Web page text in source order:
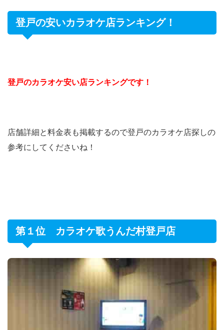
登戸の安いカラオケ店ランキング！
登戸のカラオケ安い店ランキングです！
店舗詳細と料金表も掲載するので登戸のカラオケ店探しの
参考にしてくださいね！
第１位 カラオケ歌うんだ村登戸店